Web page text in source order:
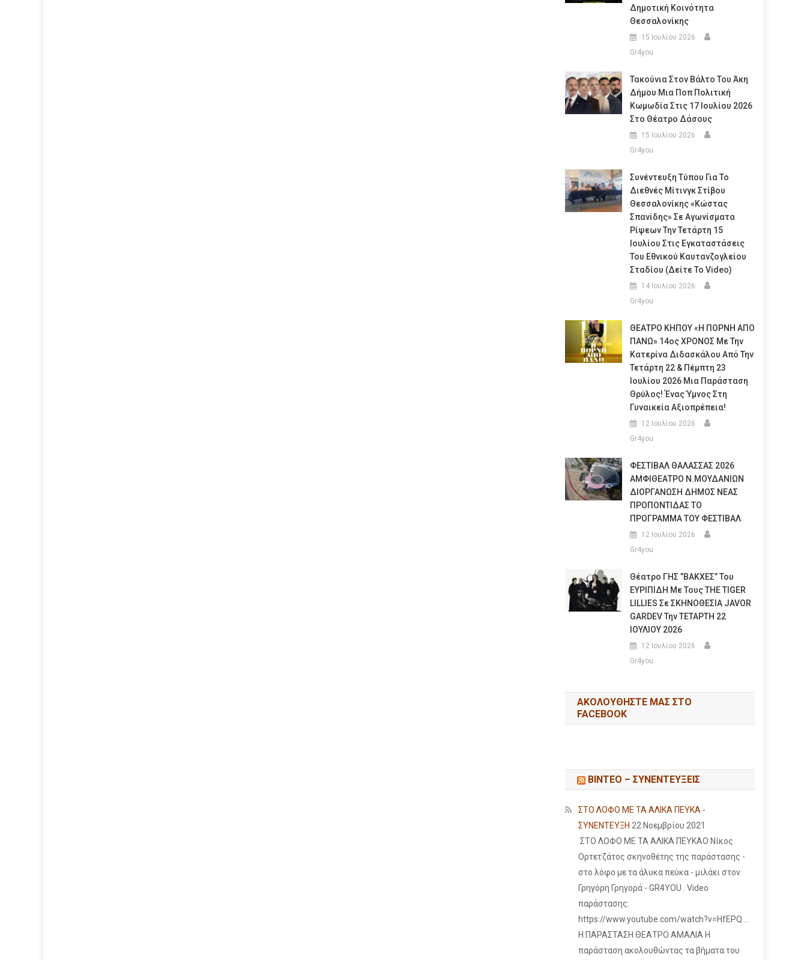
Δημοτική Κοινότητα
Θεσσαλονίκης
15 Ιουλίου 2026
Gr4you
Τακούνια Στον Βάλτο Του Άκη
Δήμου Μια Ποπ Πολιτική
Κωμωδία Στις 17 Ιουλίου 2026
Στο Θέατρο Δάσους
15 Ιουλίου 2026
Gr4you
Συνέντευξη Τύπου Για Το
Διεθνές Μίτινγκ Στίβου
Θεσσαλονίκης «Κώστας
Σπανίδης» Σε Αγωνίσματα
Ρίψεων Την Τετάρτη 15
Ιουλίου Στις Εγκαταστάσεις
Του Εθνικού Καυτανζογλείου
Σταδίου (Δείτε Το Video)
14 Ιουλίου 2026
Gr4you
ΘΕΑΤΡΟ ΚΗΠΟΥ «Η ΠΟΡΝΗ ΑΠΟ
ΠΑΝΩ» 14ος ΧΡΟΝΟΣ Με Την
Κατερίνα Διδασκάλου Από Την
Τετάρτη 22 & Πέμπτη 23
Ιουλίου 2026 Μια Παράσταση
Θρύλος! Ένας Ύμνος Στη
Γυναικεία Αξιοπρέπεια!
12 Ιουλίου 2026
Gr4you
ΦΕΣΤΙΒΑΛ ΘΑΛΑΣΣΑΣ 2026
ΑΜΦΙΘΕΑΤΡΟ Ν.ΜΟΥΔΑΝΙΩΝ
ΔΙΟΡΓΑΝΩΣΗ ΔΗΜΟΣ ΝΕΑΣ
ΠΡΟΠΟΝΤΙΔΑΣ ΤΟ
ΠΡΟΓΡΑΜΜΑ ΤΟΥ ΦΕΣΤΙΒΑΛ
12 Ιουλίου 2026
Gr4you
Θέατρο ΓΗΣ ”ΒΑΚΧΕΣ” Του
ΕΥΡΙΠΙΔΗ Με Τους THE TIGER
LILLIES Σε ΣΚΗΝΟΘΕΣΙΑ JAVOR
GARDEV Την ΤΕΤΑΡΤΗ 22
ΙΟΥΛΙΟΥ 2026
12 Ιουλίου 2026
Gr4you
ΑΚΟΛΟΥΘΉΣΤΕ ΜΑΣ ΣΤΟ
FACEBOOK
ΒΙΝΤΕΟ – ΣΥΝΕΝΤΕΥΞΕΙΣ
ΣΤΟ ΛΟΦΟ ΜΕ ΤΑ ΑΛΙΚΑ ΠΕΥΚΑ -
ΣΥΝΕΝΤΕΥΞΗ 22 Νοεμβρίου 2021
ΣΤΟ ΛΟΦΟ ΜΕ ΤΑ ΑΛΙΚΑ ΠΕΥΚΑΟ Νίκος
Ορτετζάτος σκηνοθέτης της παράστασης -
στο λόφο με τα άλυκα πεύκα - μιλάει στον
Γρηγόρη Γρηγορά - GR4YOU . Video
παράστασης:
https://www.youtube.com/watch?v=HfEPQ...
Η ΠΑΡΑΣΤΑΣΗ ΘΕΑΤΡΟ ΑΜΑΛΙΑ Η
παράσταση ακολουθώντας τα βήματα του